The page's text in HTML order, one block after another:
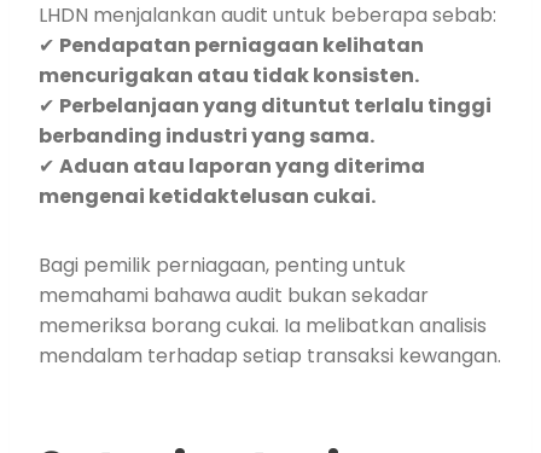
LHDN menjalankan audit untuk beberapa sebab:
✔ Pendapatan perniagaan kelihatan
mencurigakan atau tidak konsisten.
✔ Perbelanjaan yang dituntut terlalu tinggi
berbanding industri yang sama.
✔ Aduan atau laporan yang diterima
mengenai ketidaktelusan cukai.
Bagi pemilik perniagaan, penting untuk
memahami bahawa audit bukan sekadar
memeriksa borang cukai. Ia melibatkan analisis
mendalam terhadap setiap transaksi kewangan.